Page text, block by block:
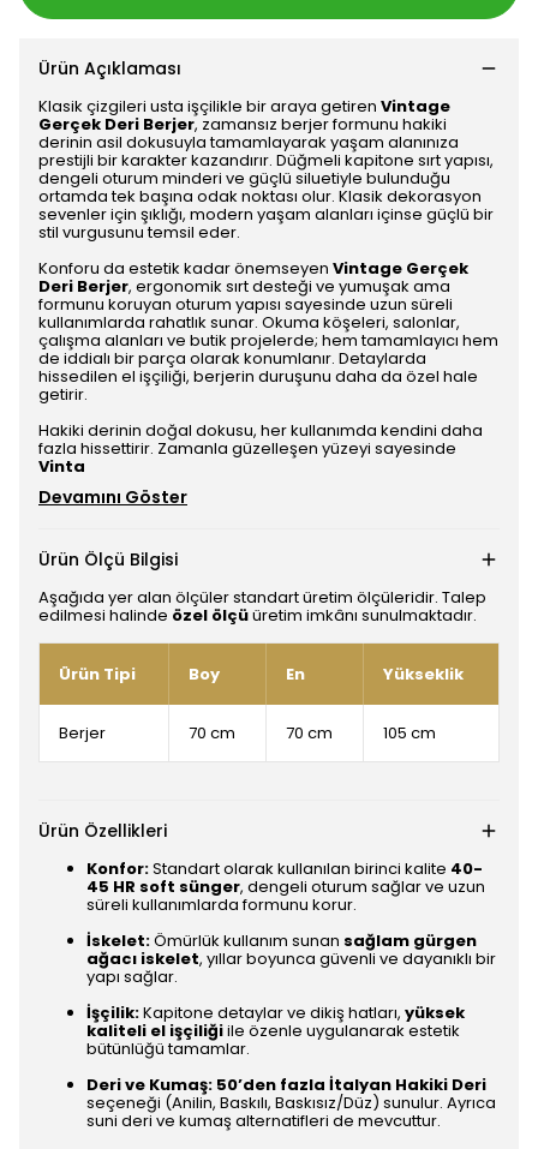
Ürün Açıklaması
Klasik çizgileri usta işçilikle bir araya getiren Vintage
Gerçek Deri Berjer, zamansız berjer formunu hakiki
derinin asil dokusuyla tamamlayarak yaşam alanınıza
prestijli bir karakter kazandırır. Düğmeli kapitone sırt yapısı,
dengeli oturum minderi ve güçlü siluetiyle bulunduğu
ortamda tek başına odak noktası olur. Klasik dekorasyon
sevenler için şıklığı, modern yaşam alanları içinse güçlü bir
stil vurgusunu temsil eder.
Konforu da estetik kadar önemseyen Vintage Gerçek
Deri Berjer, ergonomik sırt desteği ve yumuşak ama
formunu koruyan oturum yapısı sayesinde uzun süreli
kullanımlarda rahatlık sunar. Okuma köşeleri, salonlar,
çalışma alanları ve butik projelerde; hem tamamlayıcı hem
de iddialı bir parça olarak konumlanır. Detaylarda
hissedilen el işçiliği, berjerin duruşunu daha da özel hale
getirir.
Hakiki derinin doğal dokusu, her kullanımda kendini daha
fazla hissettirir. Zamanla güzelleşen yüzeyi sayesinde
Vinta
Devamını Göster
Ürün Ölçü Bilgisi
Aşağıda yer alan ölçüler standart üretim ölçüleridir. Talep
edilmesi halinde özel ölçüüretim imkânı sunulmaktadır.
Ürün Tipi Boy En Yükseklik
Berjer 70 cm 70 cm 105 cm
Ürün Özellikleri
Konfor:Standart olarak kullanılan birinci kalite 40-
45 HR soft sünger, dengeli oturum sağlar ve uzun
süreli kullanımlarda formunu korur.
İskelet:Ömürlük kullanım sunan sağlam gürgen
ağacı iskelet, yıllar boyunca güvenli ve dayanıklı bir
yapı sağlar.
İşçilik:Kapitone detaylar ve dikiş hatları, yüksek
kaliteli el işçiliğiile özenle uygulanarak estetik
bütünlüğü tamamlar.
Deri ve Kumaş: 50’den fazla İtalyan Hakiki Deri
seçeneği (Anilin, Baskılı, Baskısız/Düz) sunulur. Ayrıca
suni deri ve kumaş alternatifleri de mevcuttur.